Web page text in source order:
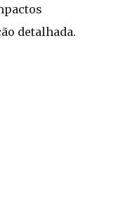
detalhada.